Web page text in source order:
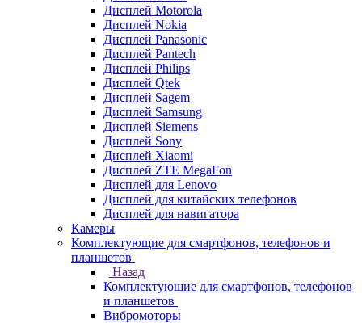
Дисплей Motorola
Дисплей Nokia
Дисплей Panasonic
Дисплей Pantech
Дисплей Philips
Дисплей Qtek
Дисплей Sagem
Дисплей Samsung
Дисплей Siemens
Дисплей Sony
Дисплей Xiaomi
Дисплей ZTE MegaFon
Дисплей для Lenovo
Дисплей для китайских телефонов
Дисплей для навигатора
Камеры
Комплектующие для смартфонов, телефонов и
планшетов
Назад
Комплектующие для смартфонов, телефонов
и планшетов
Вибромоторы